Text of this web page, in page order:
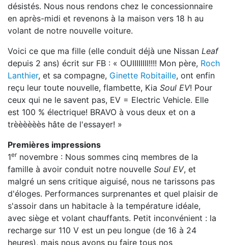
désistés. Nous nous rendons chez le concessionnaire
en après-midi et revenons à la maison vers 18 h au
volant de notre nouvelle voiture.
Voici ce que ma fille (elle conduit déjà une Nissan Leaf
depuis 2 ans) écrit sur FB : « OUIIIIIIII!!!! Mon père, Roch
Lanthier, et sa compagne, Ginette Robitaille, ont enfin
reçu leur toute nouvelle, flambette, Kia Soul EV! Pour
ceux qui ne le savent pas, EV = Electric Vehicle. Elle
est 100 % électrique! BRAVO à vous deux et on a
trèèèèèès hâte de l'essayer! »
Premières impressions
1ernovembre : Nous sommes cinq membres de la
famille à avoir conduit notre nouvelle Soul EV, et
malgré un sens critique aiguisé, nous ne tarissons pas
d'éloges. Performances surprenantes et quel plaisir de
s'assoir dans un habitacle à la température idéale,
avec siège et volant chauffants. Petit inconvénient : la
recharge sur 110 V est un peu longue (de 16 à 24
heures), ‪mais nous avons pu faire tous nos